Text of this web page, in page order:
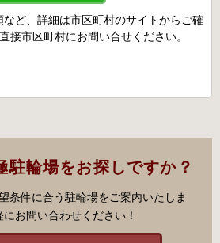
ど、詳細は市区町村のサイトからご確
接市区町村にお問い合せください。
駐輪場をお探しですか？
条件に合う駐輪場をご案内いたしま
お問い合わせください！